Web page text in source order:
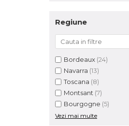
Regiune
Bordeaux (24)
Navarra (13)
Toscana (8)
Montsant (7)
Bourgogne (5)
Vezi mai multe